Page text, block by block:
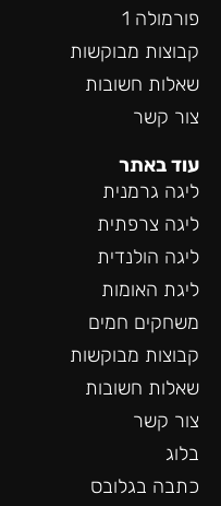
פורמולה 1
קבוצות מבוקשות
שאלות חשובות
צור קשר
עוד באתר
ליגה גרמנית
ליגה צרפתית
ליגה הולנדית
ליגת האומות
משחקים חמים
קבוצות מבוקשות
שאלות חשובות
צור קשר
בלוג
כתבה בגלובס